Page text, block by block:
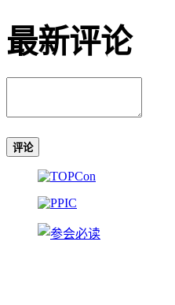
最新评论
评论